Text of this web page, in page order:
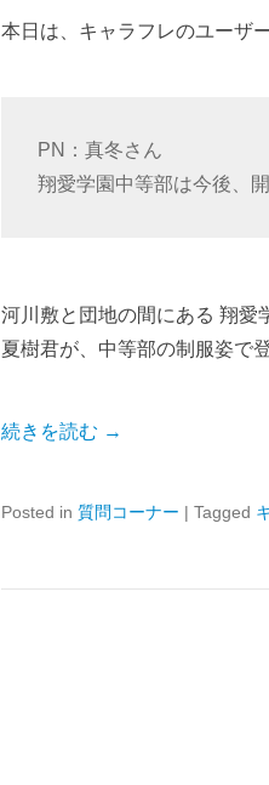
本日は、キャラフレのユーザ
PN：真冬さん
翔愛学園中等部は今後、
河川敷と団地の間にある 翔愛
夏樹君が、中等部の制服姿で
続きを読む →
Posted in 質問コーナー | Tagged